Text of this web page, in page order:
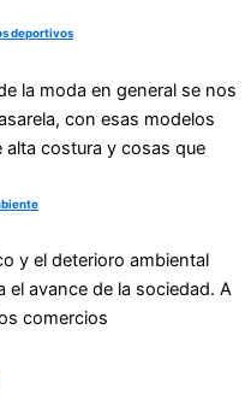
deportivos
la moda en general se nos
con esas modelos
costura y cosas que
y el deterioro ambiental
el avance de la sociedad. A
comercios